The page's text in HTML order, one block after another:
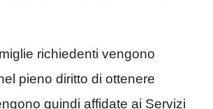
richiedenti vengono
pieno diritto di ottenere
quindi affidate ai Servizi